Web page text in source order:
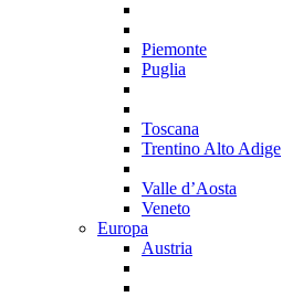
Piemonte
Puglia
Toscana
Trentino Alto Adige
Valle d’Aosta
Veneto
Europa
Austria